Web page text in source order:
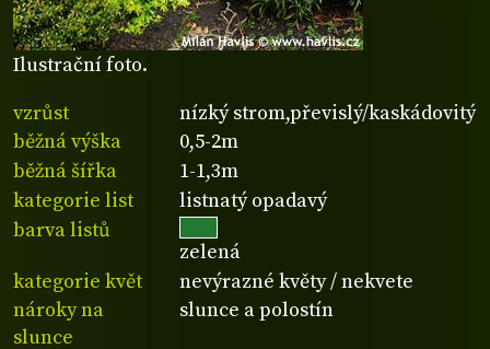
Ilustrační foto.
vzrůst
nízký strom,převislý/kaskádovitý
běžná výška
0,5-2m
běžná šířka
1-1,3m
kategorie list
listnatý opadavý
barva listů
zelená
kategorie květ
nevýrazné květy / nekvete
nároky na
slunce
slunce a polostín